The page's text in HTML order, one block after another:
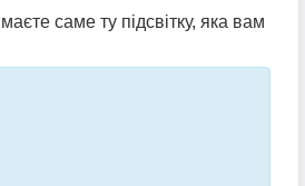
саме ту підсвітку, яка вам